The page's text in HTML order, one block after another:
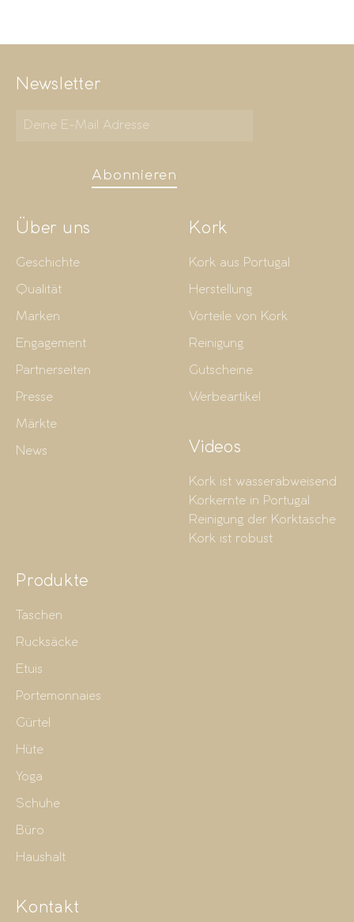
Newsletter
Abonnieren
Über uns
Geschichte
Qualität
Marken
Engagement
Partnerseiten
Presse
Märkte
News
Kork
Kork aus Portugal
Herstellung
Vorteile von Kork
Reinigung
Gutscheine
Werbeartikel
Videos
Kork ist wasserabweisend
Korkernte in Portugal
Reinigung der Korktasche
Kork ist robust
Produkte
Taschen
Rucksäcke
Etuis
Portemonnaies
Gürtel
Hüte
Yoga
Schuhe
Büro
Haushalt
Kontakt